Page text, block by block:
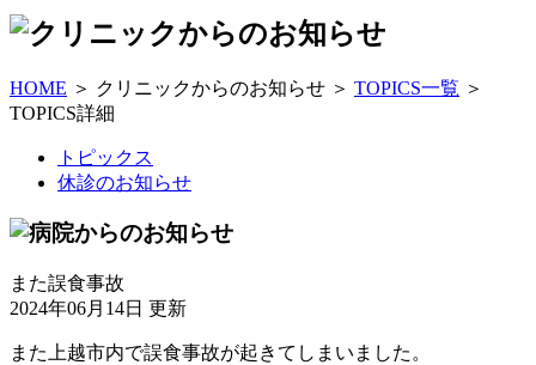
HOME ＞ クリニックからのお知らせ ＞ TOPICS一覧 ＞
TOPICS詳細
トピックス
休診のお知らせ
また誤食事故
2024年06月14日 更新
また上越市内で誤食事故が起きてしまいました。